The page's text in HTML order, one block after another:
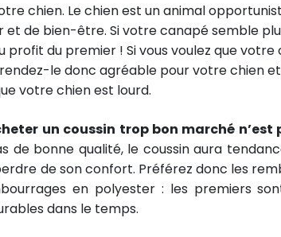
chien. Le chien est un animal
et de bien-être. Si votre canapé semble
profit du premier ! Si vous voulez que
le donc agréable pour votre chien
votre chien est lourd.
un coussin trop bon marché n’est
de bonne qualité, le coussin aura
de son confort. Préférez donc les
en polyester : les premiers
dans le temps.